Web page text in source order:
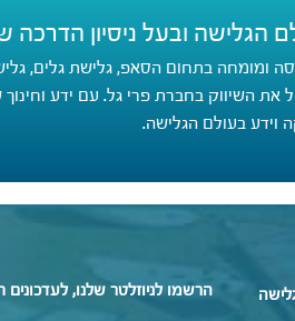
ובעל ניסיון הדרכה של
ומומחה בתחום הסאפ, גלישת גלים,
מ-15 שנים, מנהל את השיווק בחברת פרי גל. עם
וידע בעולם הגלישה.
הרשמו לניוזלטר שלנו,